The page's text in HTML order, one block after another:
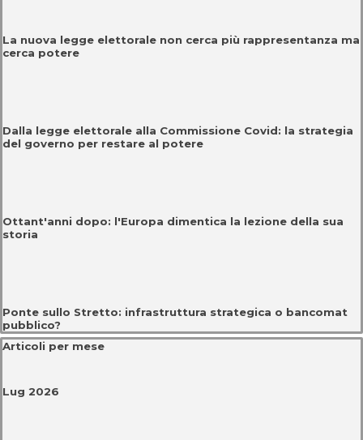
La nuova legge elettorale non cerca più rappresentanza ma
cerca potere
Dalla legge elettorale alla Commissione Covid: la strategia
del governo per restare al potere
Ottant'anni dopo: l'Europa dimentica la lezione della sua
storia
Ponte sullo Stretto: infrastruttura strategica o bancomat
pubblico?
Salta blocco Articoli per mese
Articoli per mese
Lug 2026